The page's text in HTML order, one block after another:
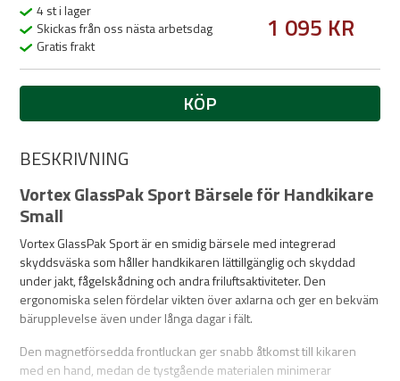
4 st i lager
Skickas från oss nästa arbetsdag
Gratis frakt
1 095 KR
KÖP
BESKRIVNING
Vortex GlassPak Sport Bärsele för Handkikare
Small
Vortex GlassPak Sport är en smidig bärsele med integrerad
skyddsväska som håller handkikaren lättillgänglig och skyddad
under jakt, fågelskådning och andra friluftsaktiviteter. Den
ergonomiska selen fördelar vikten över axlarna och ger en bekväm
bärupplevelse även under långa dagar i fält.
Den magnetförsedda frontluckan ger snabb åtkomst till kikaren
med en hand, medan de tystgående materialen minimerar